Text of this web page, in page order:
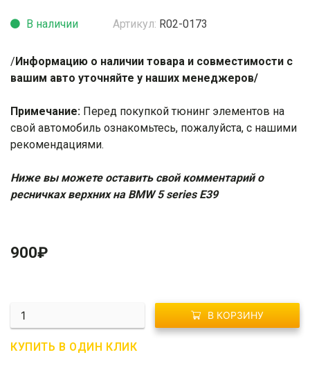
Артикул: R02-0173
В наличии
/Информацию о наличии товара и совместимости с
вашим авто уточняйте у наших менеджеров/
Примечание: Перед покупкой тюнинг элементов на
свой автомобиль ознакомьтесь, пожалуйста, с нашими
рекомендациями.
Ниже вы можете оставить свой комментарий о
ресничках верхних на BMW 5 series E39
900₽
Количество
R02-
0173
В КОРЗИНУ
КУПИТЬ В ОДИН КЛИК